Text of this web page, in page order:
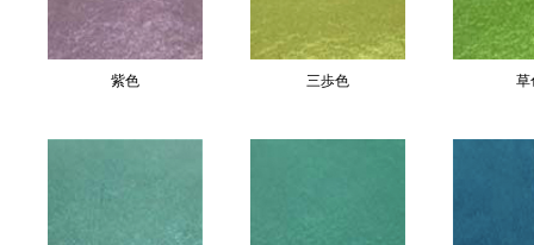
紫色 三歩色 草